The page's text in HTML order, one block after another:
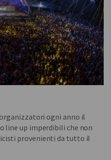
ogni anno il
line up imperdibili che non
provenienti da tutto il